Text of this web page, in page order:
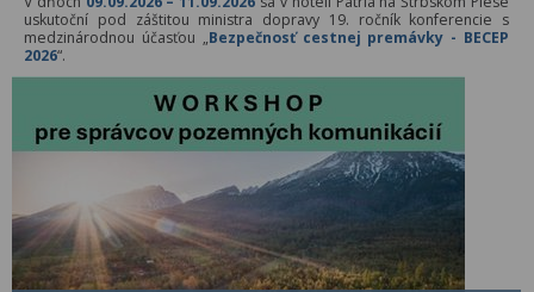
uskutoční pod záštitou ministra dopravy 19. ročník konferencie s
medzinárodnou účasťou „Bezpečnosť cestnej premávky - BECEP
2026“.